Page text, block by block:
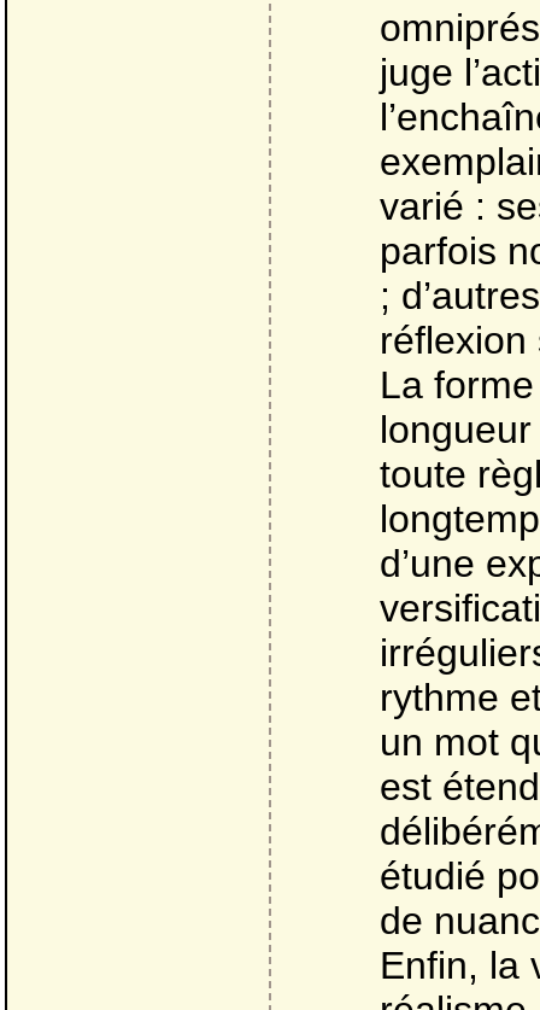
juge
varié :
parfois
;
réflexion
La
toute
d’une
rythme
un mot
est
étudié
de
Enfin, la